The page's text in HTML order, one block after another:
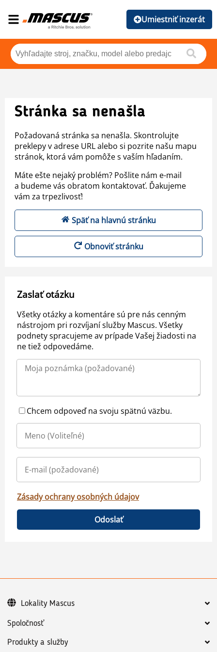
Umiestniť inzerát
Stránka sa nenašla
Požadovaná stránka sa nenašla. Skontrolujte
preklepy v adrese URL alebo si pozrite našu mapu
stránok, ktorá vám pomôže s vaším hľadaním.
Máte ešte nejaký problém? Pošlite nám e-mail
a budeme vás obratom kontaktovať. Ďakujeme
vám za trpezlivosť!
Späť na hlavnú stránku
Obnoviť stránku
Zaslať otázku
Všetky otázky a komentáre sú pre nás cenným
nástrojom pri rozvíjaní služby Mascus. Všetky
podnety spracujeme av prípade Vašej žiadosti na
ne tiež odpovedáme.
Chcem odpoveď na svoju spätnú väzbu.
Zásady ochrany osobných údajov
Odoslať
Spoločnosť
Produkty a služby
Lokality Mascus